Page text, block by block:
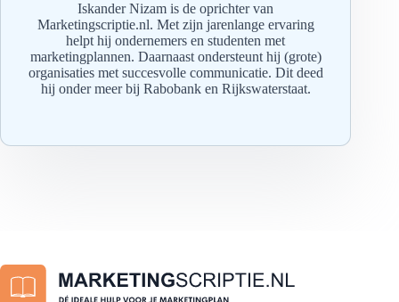
Iskander Nizam is de oprichter van
Marketingscriptie.nl. Met zijn jarenlange ervaring
helpt hij ondernemers en studenten met
marketingplannen. Daarnaast ondersteunt hij (grote)
organisaties met succesvolle communicatie. Dit deed
hij onder meer bij Rabobank en Rijkswaterstaat.